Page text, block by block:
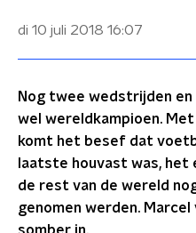
di 10 juli 2018 16:07
Nog twee wedstrijden en
wel wereldkampioen.
komt het besef dat
laatste houvast was, het
de rest van de wereld
genomen werden.